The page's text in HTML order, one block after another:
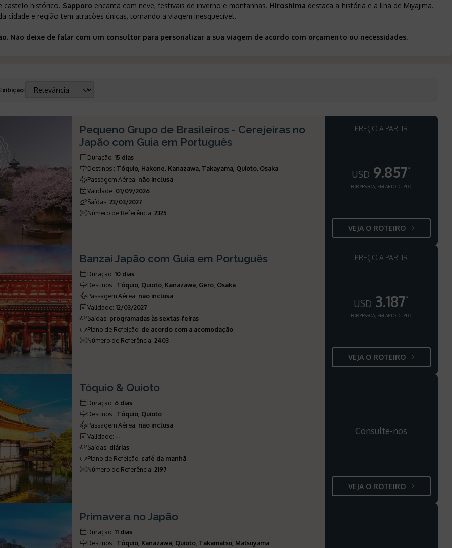
castelo histórico. Sapporo encanta com neve, festivais de inverno e montanhas. Hiroshima destaca a história e a Ilha de Miyajima.
cidade e região tem atrações únicas, tornando a viagem inesquecível.
Não deixe de falar com um consultor para personalizar a sua viagem de acordo com orçamento ou necessidades.
:
Pequeno Grupo de Brasileiros - Cerejeiras no
Japão com Guia em Português
Duração:15 dias
Destinos : Tóquio, Hakone, Kanazawa, Takayama, Quioto, Osaka
Passagem Aérea: não inclusa
Validade: 01/09/2026
Saídas:23/03/2027
Número de Referência:2325
PREÇO A PARTIR
USD 9.857*
POR PESSOA, EM APTO DUPLO
VEJA O ROTEIRO
Banzai Japão com Guia em Português
Duração:10 dias
Destinos : Tóquio, Quioto, Kanazawa, Gero, Osaka
Passagem Aérea: não inclusa
Validade:12/03/2027
Saídas: programadas às sextas-feiras
Plano de Refeição: de acordo com a acomodação
Número de Referência:2403
PREÇO A PARTIR
USD 3.187*
POR PESSOA, EM APTO DUPLO
VEJA O ROTEIRO
Tóquio & Quioto
Duração: 6 dias
Destinos : Tóquio, Quioto
Passagem Aérea: não inclusa
Validade: --
Saídas: diárias
Plano de Refeição: café da manhã
Número de Referência:2197
Consulte-nos
VEJA O ROTEIRO
Primavera no Japão
Duração:11 dias
Destinos : Tóquio, Kanazawa, Quioto, Takamatsu, Matsuyama